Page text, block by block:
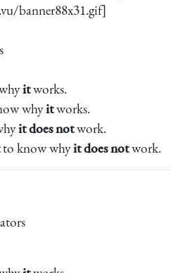
banner88x31.gif]
itworks.
whyitworks.
it does notwork.
to know whyit does notwork.